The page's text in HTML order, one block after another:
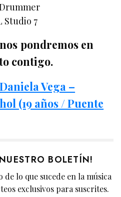
Studio 7
pondremos en
contigo.
Daniela Vega –
(19 años / Puente
BOLETÍN!
lo que sucede en la música
exclusivos para suscrites.